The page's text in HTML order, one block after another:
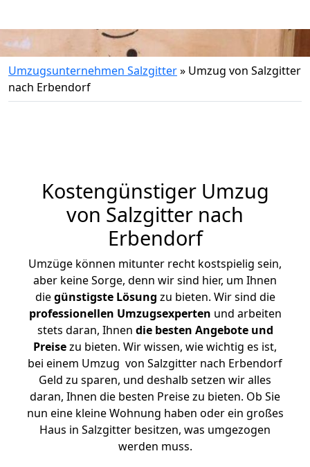
Umzugsunternehmen Salzgitter» Umzug von Salzgitter
nach Erbendorf
Kostengünstiger Umzug
von Salzgitter nach
Erbendorf
Umzüge können mitunter recht kostspielig sein,
aber keine Sorge, denn wir sind hier, um Ihnen
diegünstigste Lösung zu bieten. Wir sind die
professionellen Umzugsexperten und arbeiten
stets daran, Ihnen die besten Angebote und
Preisezu bieten. Wir wissen, wie wichtig es ist,
bei einem Umzug von Salzgitter nach Erbendorf
Geld zu sparen, und deshalb setzen wir alles
daran, Ihnen die besten Preise zu bieten. Ob Sie
nun eine kleine Wohnung haben oder ein großes
Haus in Salzgitter besitzen, was umgezogen
werden muss.